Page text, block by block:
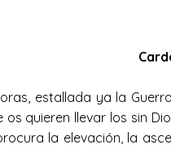
estallada ya la
quieren llevar los sin
la elevación, la